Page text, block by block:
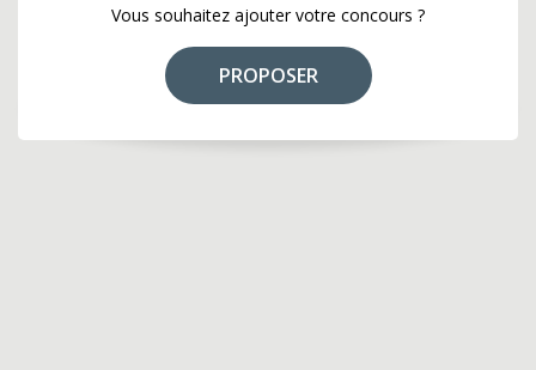
Vous souhaitez ajouter votre concours ?
PROPOSER